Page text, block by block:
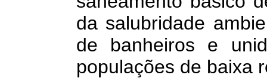
da salubridade
de banheiros e
populações de baixa